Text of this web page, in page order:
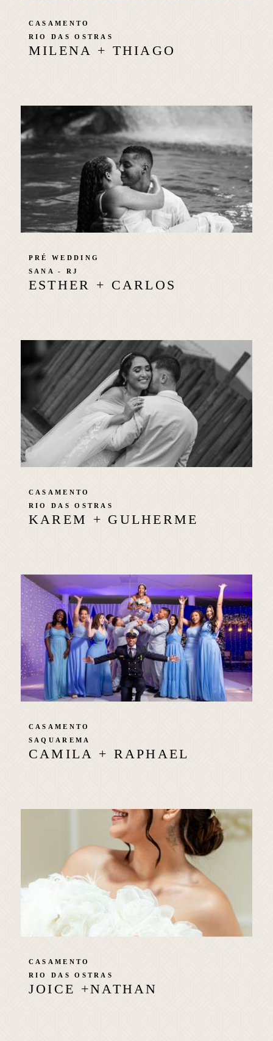
MILENA + THIAGO
CASAMENTO
RIO DAS OSTRAS
ESTHER + CARLOS
PRÉ WEDDING
SANA - RJ
KAREM + GULHERME
CASAMENTO
RIO DAS OSTRAS
CAMILA + RAPHAEL
CASAMENTO
SAQUAREMA
JOICE +NATHAN
CASAMENTO
RIO DAS OSTRAS